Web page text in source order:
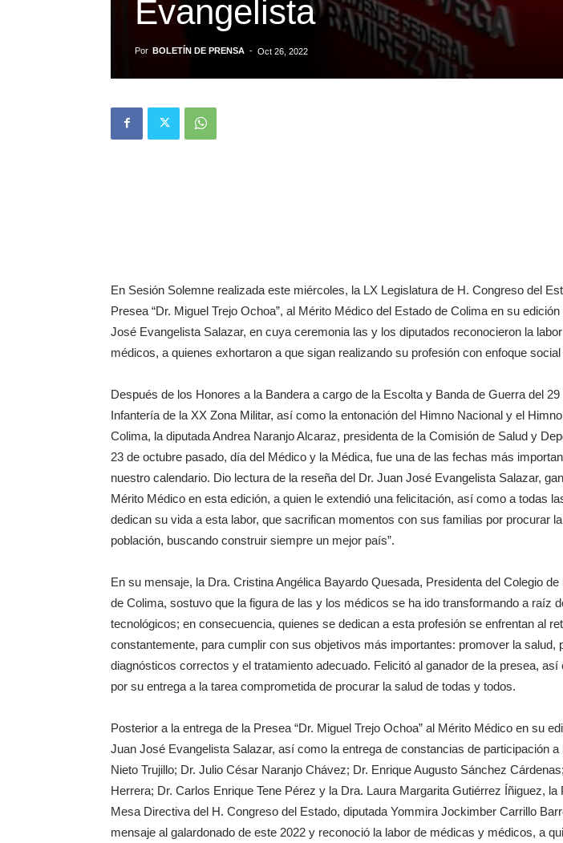
Evangelista
Por BOLETÍN DE PRENSA - Oct 26, 2022
En Sesión Solemne realizada este miércoles, la LX Legislatura de H. Congreso del
Presea “Dr. Miguel Trejo Ochoa”, al Mérito Médico del Estado de Colima en su
José Evangelista Salazar, en cuya ceremonia las y los diputados reconocieron la
médicos, a quienes exhortaron a que sigan realizando su profesión con enfoque
Después de los Honores a la Bandera a cargo de la Escolta y Banda de Guerra del 29
Infantería de la XX Zona Militar, así como la entonación del Himno Nacional y el
Colima, la diputada Andrea Naranjo Alcaraz, presidenta de la Comisión de Salud y
23 de octubre pasado, día del Médico y la Médica, fue una de las fechas más
nuestro calendario. Dio lectura de la reseña del Dr. Juan José Evangelista Salazar,
Mérito Médico en esta edición, a quien le extendió una felicitación, así como a todas
dedican su vida a esta labor, que sacrifican momentos con sus familias por procurar
población, buscando construir siempre un mejor país”.
En su mensaje, la Dra. Cristina Angélica Bayardo Quesada, Presidenta del Colegio
de Colima, sostuvo que la figura de las y los médicos se ha ido transformando a raíz
tecnológicos; en consecuencia, quienes se dedican a esta profesión se enfrentan al
constantemente, para cumplir con sus objetivos más importantes: promover la salud,
diagnósticos correctos y el tratamiento adecuado. Felicitó al ganador de la presea, así
por su entrega a la tarea comprometida de procurar la salud de todas y todos.
Posterior a la entrega de la Presea “Dr. Miguel Trejo Ochoa” al Mérito Médico en su
Juan José Evangelista Salazar, así como la entrega de constancias de participación a
Nieto Trujillo; Dr. Julio César Naranjo Chávez; Dr. Enrique Augusto Sánchez
Herrera; Dr. Carlos Enrique Tene Pérez y la Dra. Laura Margarita Gutiérrez Íñiguez, la
Mesa Directiva del H. Congreso del Estado, diputada Yommira Jockimber Carrillo
mensaje al galardonado de este 2022 y reconoció la labor de médicas y médicos, a